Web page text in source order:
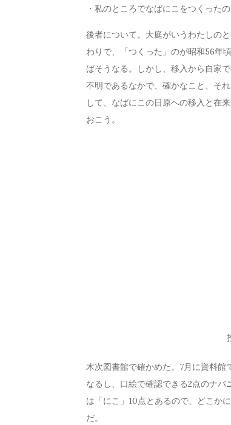
・私のところでなばにこをつくった
後者について。大庭がいうわたしの
わりで、「つくった」のが昭和56年
ばそうなる。しかし、移入から自家
不明であるなかで、確かなこと、そ
して、なばにこの日原への移入と在
おこう。
木次図書館で確かめた。7月に資料館
なるし、口絵で確認できる2点のナ
は「にこ」10点とあるので、どこか
だ。